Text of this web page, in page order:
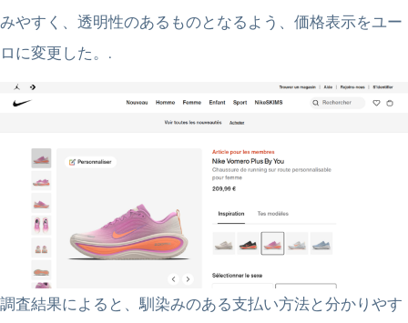
みやすく、透明性のあるものとなるよう、価格表示をユー
ロに変更した。.
調査結果によると、馴染みのある支払い方法と分かりやす